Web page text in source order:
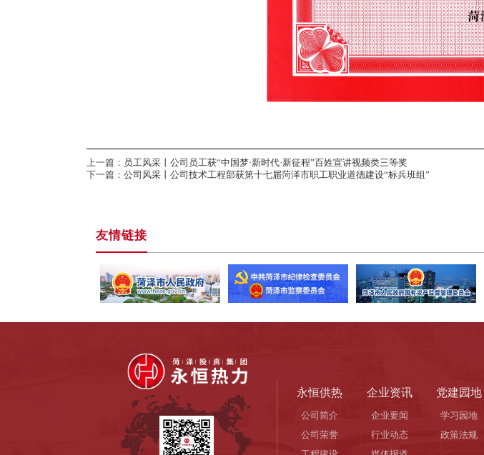
上一篇： 员工风采丨公司员工获“中国梦·新时代·新征程”百姓宣讲视频类三等奖
下一篇： 公司风采丨公司技术工程部获第十七届菏泽市职工职业道德建设“标兵班组”
友情链接
永恒供热
公司简介
公司荣誉
企业资讯
企业要闻
行业动态
党建园地
学习园地
政策法规